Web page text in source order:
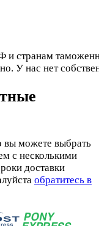
и странам
У нас нет
можете выбрать
с несколькими
доставки
обратитесь в